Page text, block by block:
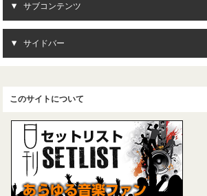
サブコンテンツ
サイドバー
このサイトについて